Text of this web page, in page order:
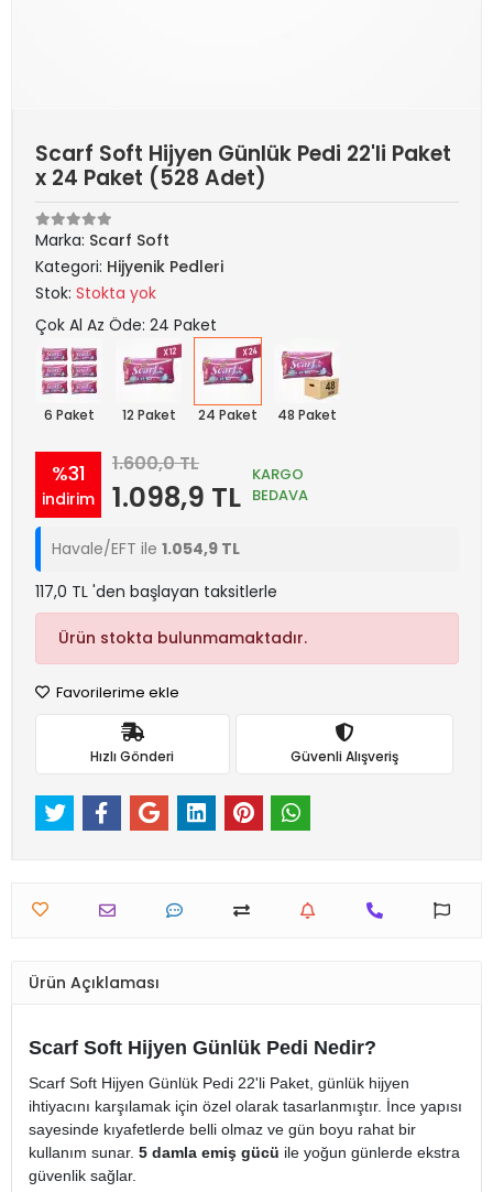
Scarf Soft Hijyen Günlük Pedi 22'li Paket
x 24 Paket (528 Adet)
Marka: Scarf Soft
Kategori: Hijyenik Pedleri
Stok: Stokta yok
Çok Al Az Öde: 24 Paket
6 Paket 12 Paket 24 Paket 48 Paket
%31
indirim
1.600,0 TL
1.098,9 TL
KARGO
BEDAVA
Havale/EFT ile 1.054,9 TL
117,0 TL 'den başlayan taksitlerle
Ürün stokta bulunmamaktadır.
Favorilerime ekle
Hızlı Gönderi Güvenli Alışveriş
Ürün Açıklaması
Scarf Soft Hijyen Günlük Pedi Nedir?
Scarf Soft Hijyen Günlük Pedi 22'li Paket, günlük hijyen
ihtiyacını karşılamak için özel olarak tasarlanmıştır. İnce yapısı
sayesinde kıyafetlerde belli olmaz ve gün boyu rahat bir
kullanım sunar. 5 damla emiş gücü ile yoğun günlerde ekstra
güvenlik sağlar.